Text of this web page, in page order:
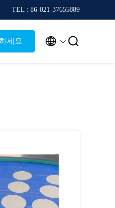
TEL : 86-021-37655889
세요  